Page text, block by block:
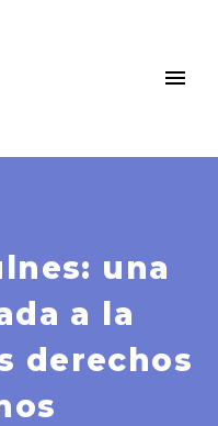
una
a la
derechos